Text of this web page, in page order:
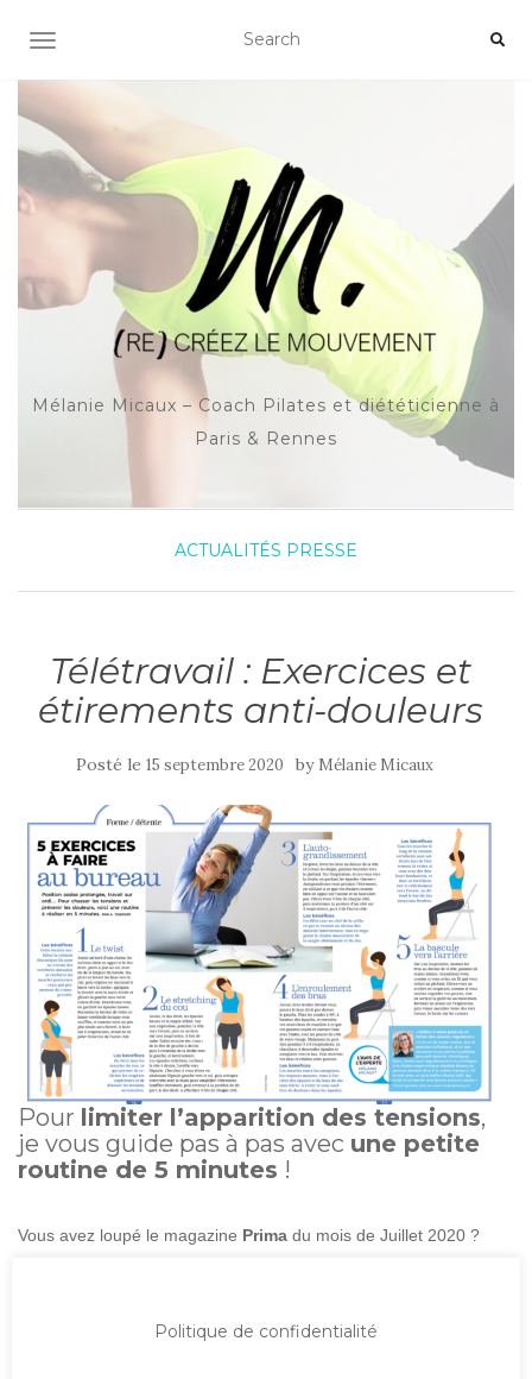
OUVRIR/FERMER LA NAVIGATION
Mélanie Micaux – Coach Pilates et diététicienne à
Paris & Rennes
ACTUALITÉS PRESSE
Télétravail : Exercices et
étirements anti-douleurs
Posté le 15 septembre 2020 by Mélanie Micaux
Pour limiter l’apparition des tensions,
je vous guide pas à pas avec une petite
routine de 5 minutes !
Vous avez loupé le magazine Prima du mois de Juillet 2020 ?
6 exos anti-douleur ultra-efficaces au bureau
Politique de confidentialité